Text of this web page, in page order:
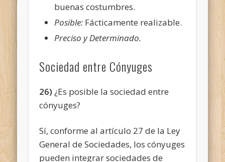
buenas costumbres.
Posible: Fácticamente realizable.
Preciso y Determinado.
Sociedad entre Cónyuges
26) ¿Es posible la sociedad entre
cónyuges?
Sí, conforme al artículo 27 de la Ley
General de Sociedades, los cónyuges
pueden integrar sociedades de